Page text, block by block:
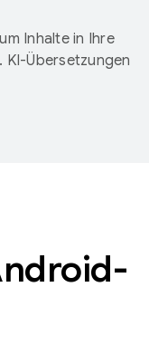
Inhalte in Ihre
Übersetzungen